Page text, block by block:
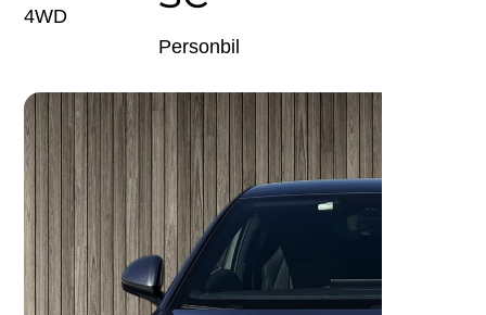
4WD
Personbil